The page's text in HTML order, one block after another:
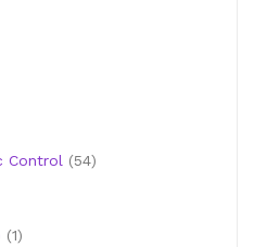
Control 5454
11